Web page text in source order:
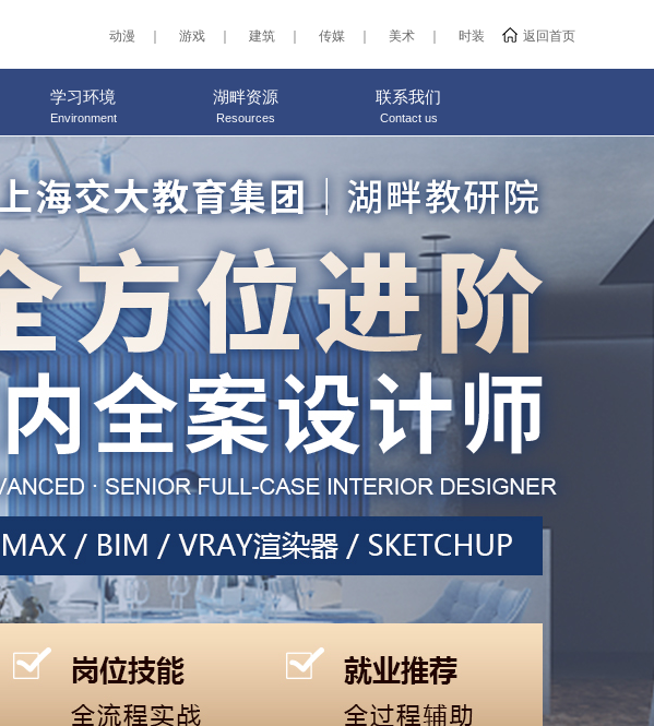
动漫 ｜ 游戏 ｜ 建筑 ｜ 传媒 ｜ 美术 ｜ 时装 返回首页
学习环境
Environment
湖畔资源
Resources
联系我们
Contact us